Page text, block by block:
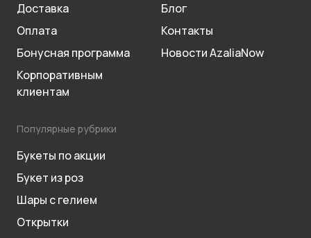
Доставка
Оплата
Бонусная программа
Корпоративным
клиентам
Блог
Контакты
Новости AzaliaNow
Популярные рубрики
Букеты по акции
Букет из роз
Шары с гелием
Открытки